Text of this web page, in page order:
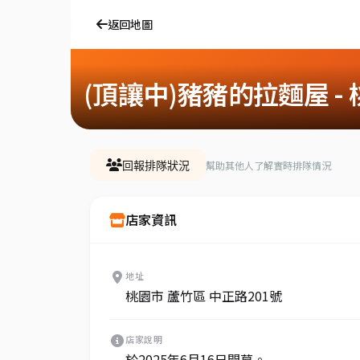
返回地圖
(頂讓中)豬豬的拉麵屋 -
回報排隊狀況 幫助其他人了解實時排隊情況
店家資訊
地址
桃園市 蘆竹區 中正路201號
店家說明